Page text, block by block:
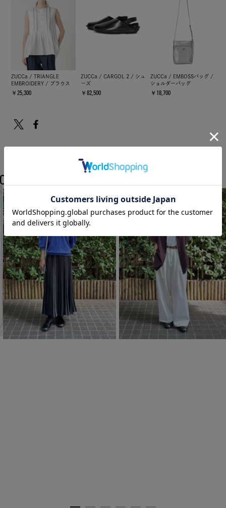
ZUCCa / TRIANGLE
EMBROIDERY / ブラウス
￥25,300
ZUCCa / CARGOL 2 / シュ
ーズ
￥82,500
ZUCCa / EMBOSSバッグ /
ショルダーバッグ
￥18,700